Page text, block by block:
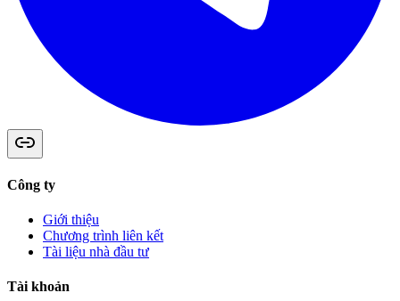
Công ty
Giới thiệu
Chương trình liên kết
Tài liệu nhà đầu tư
Tài khoản